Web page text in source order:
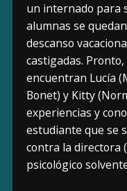
un internado para
alumnas se
descanso
castigadas.
encuentran Lucía
Bonet) y Kitty
experiencias y
estudiante que se
contra la directora
psicológico